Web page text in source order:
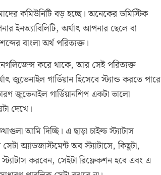
কমিউনিটি বড় হচ্ছে। অনেকের ডমিস্টিক
ইনঅ্যাবিলিটি, অর্থাৎ আপনার ছেলে বা
বাংলা অর্থ পরিত্যক্ত।
করে থাকে, আর সেই পরিত্যক্ত
গার্ডিয়ান হিসেবে স্ট্যান্ড করতে পারে
জুভেনাইল গার্ডিয়ানশিপ একটা ভালো
দেখে।
আমি দিচ্ছি। এ ছাড়া চাইল্ড স্ট্যাটাস
অ্যাডজাস্টমেন্ট অব স্ট্যাটাসে, কিছুটা,
করবেন, সেইটা রিফ্লেকশন হবে এবং এ